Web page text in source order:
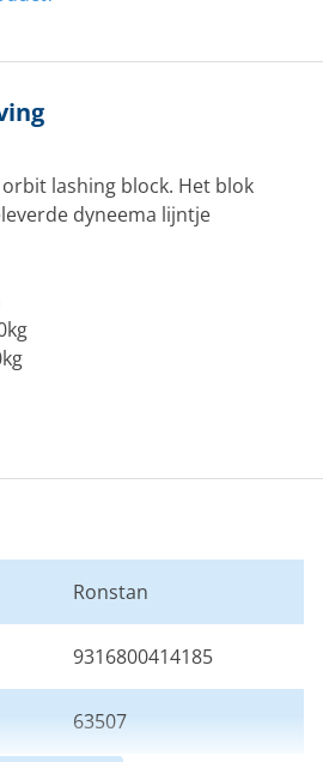
lashing block. Het blok
dyneema lijntje
Ronstan
9316800414185
63507